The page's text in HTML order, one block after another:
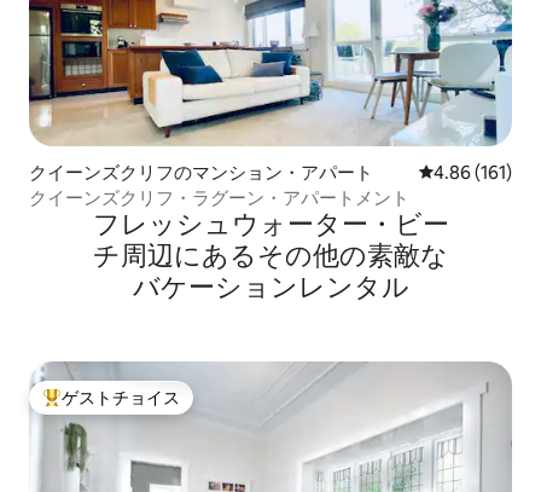
クイーンズクリフのマンション・アパート レビュー161
4.86 (161)
クイーンズクリフ・ラグーン・アパートメント
フレッシュウォーター・ビー
チ⁠周⁠辺⁠に⁠あ⁠るそ⁠の⁠他⁠の素⁠敵⁠な
バ⁠ケ⁠ー⁠シ⁠ョ⁠ン⁠レ⁠ン⁠タ⁠ル
大好評のゲストチョイスです。
ゲストチョイス